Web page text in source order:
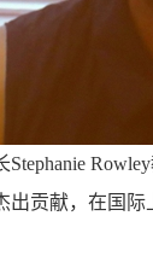
贡献，在国